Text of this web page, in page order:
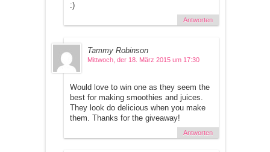
:)
Antworten
Tammy Robinson
Mittwoch, der 18. März 2015 um 17:30
Would love to win one as they seem the
best for making smoothies and juices.
They look do delicious when you make
them. Thanks for the giveaway!
Antworten